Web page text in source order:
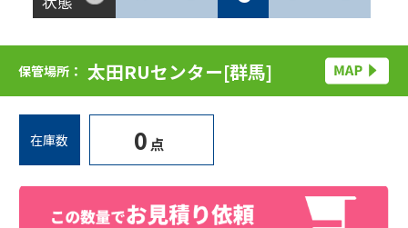
保管場所： 太田RUセンター[群馬]
在庫数 0 点